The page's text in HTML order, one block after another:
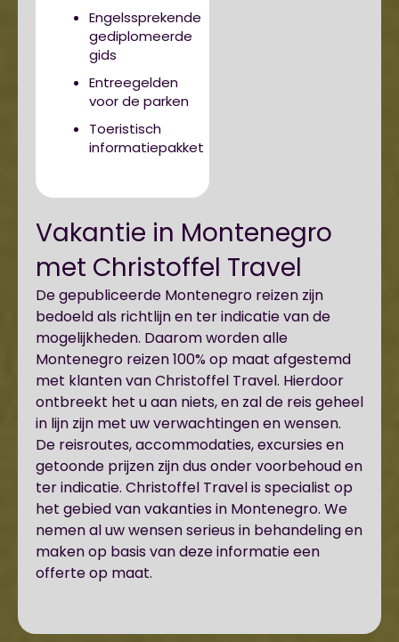
Engelssprekende
gediplomeerde
gids
Entreegelden
voor de parken
Toeristisch
informatiepakket
Vakantie in Montenegro
met Christoffel Travel
De gepubliceerde Montenegro reizen zijn
bedoeld als richtlijn en ter indicatie van de
mogelijkheden. Daarom worden alle
Montenegro reizen 100% op maat afgestemd
met klanten van Christoffel Travel. Hierdoor
ontbreekt het u aan niets, en zal de reis geheel
in lijn zijn met uw verwachtingen en wensen.
De reisroutes, accommodaties, excursies en
getoonde prijzen zijn dus onder voorbehoud en
ter indicatie. Christoffel Travel is specialist op
het gebied van vakanties in Montenegro. We
nemen al uw wensen serieus in behandeling en
maken op basis van deze informatie een
offerte op maat.